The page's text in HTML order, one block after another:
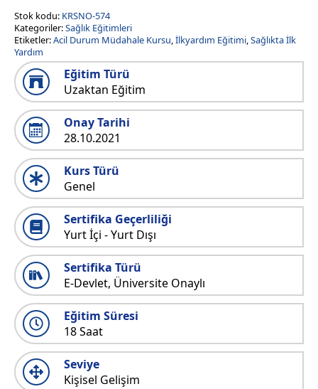
Stok kodu: KRSNO-574
Kategoriler:Sağlık Eğitimleri
Etiketler:Acil Durum Müdahale Kursu,İlkyardım Eğitimi,Sağlıkta İlk
Yardım
Eğitim Türü
Uzaktan Eğitim
Onay Tarihi
28.10.2021
Kurs Türü
Genel
Sertifika Geçerliliği
Yurt İçi - Yurt Dışı
Sertifika Türü
E-Devlet, Üniversite Onaylı
Eğitim Süresi
18 Saat
Seviye
Kişisel Gelişim